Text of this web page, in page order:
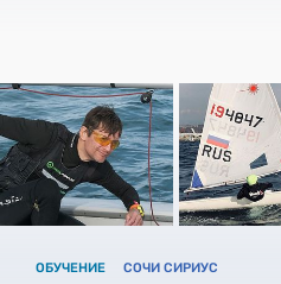
ОБУЧЕНИЕ СОЧИ СИРИУС